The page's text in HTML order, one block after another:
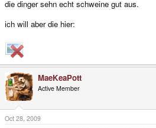
die dinger sehn echt schweine gut aus.
ich will aber die hier:
MaeKeaPott
Active Member
Oct 28, 2009